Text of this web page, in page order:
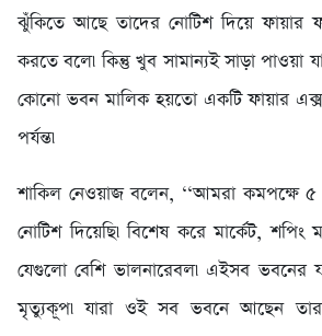
ঝুঁকিতে আছে তাদের নোটিশ দিয়ে ফায়ার
করতে বলে৷ কিন্তু খুব সামান্যই সাড়া পাওয়া
কোনো ভবন মালিক হয়তো একটি ফায়ার
পর্যন্ত৷
শাকিল নেওয়াজ বলেন, ‘‘আমরা কমপক্ষে
নোটিশ দিয়েছি৷ বিশেষ করে মার্কেট,
যেগুলো বেশি ভালনারেবল৷ এইসব ভবনের
মৃত্যুকূপ৷ যারা ওই সব ভবনে আছেন